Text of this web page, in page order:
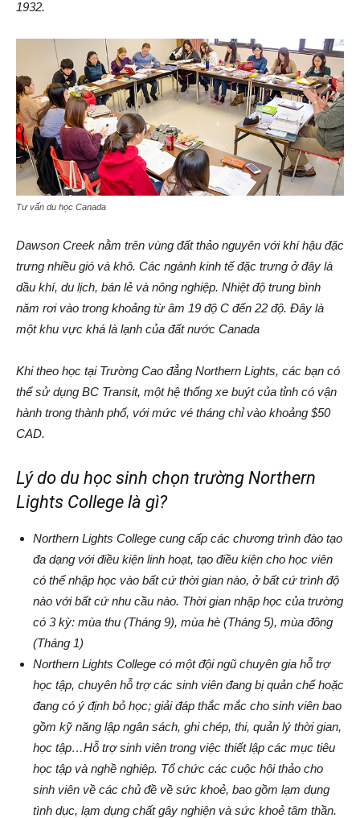
1932.
Tư vấn du học Canada
Dawson Creek nằm trên vùng đất thảo nguyên với khí hậu đặc
trưng nhiều gió và khô. Các ngành kinh tế đặc trưng ở đây là
dầu khí, du lịch, bán lẻ và nông nghiệp. Nhiệt độ trung bình
năm rơi vào trong khoảng từ âm 19 độ C đến 22 độ. Đây là
một khu vực khá là lạnh của đất nước Canada
Khi theo học tại Trường Cao đẳng Northern Lights, các bạn có
thể sử dụng BC Transit, một hệ thống xe buýt của tỉnh có vận
hành trong thành phố, với mức vé tháng chỉ vào khoảng $50
CAD.
Lý do du học sinh chọn trường Northern
Lights College là gì?
Northern Lights College cung cấp các chương trình đào tạo
đa dạng với điều kiện linh hoạt, tạo điều kiện cho học viên
có thể nhập học vào bất cứ thời gian nào, ở bất cứ trình độ
nào với bất cứ nhu cầu nào. Thời gian nhập học của trường
có 3 kỳ: mùa thu (Tháng 9), mùa hè (Tháng 5), mùa đông
(Tháng 1)
Northern Lights College có một đội ngũ chuyên gia hỗ trợ
học tập, chuyên hỗ trợ các sinh viên đang bị quản chế hoặc
đang có ý định bỏ học; giải đáp thắc mắc cho sinh viên bao
gồm kỹ năng lập ngân sách, ghi chép, thi, quản lý thời gian,
học tập…Hỗ trợ sinh viên trong việc thiết lập các mục tiêu
học tập và nghề nghiệp. Tổ chức các cuộc hội thảo cho
sinh viên về các chủ đề về sức khoẻ, bao gồm lạm dụng
tình dục, lạm dụng chất gây nghiện và sức khoẻ tâm thần.